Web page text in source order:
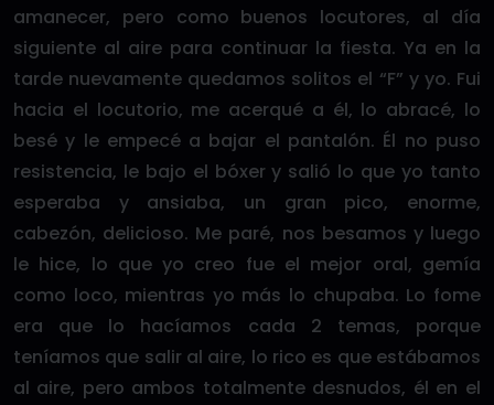
amanecer, pero como buenos locutores, al día
siguiente al aire para continuar la fiesta. Ya en la
tarde nuevamente quedamos solitos el “F” y yo. Fui
hacia el locutorio, me acerqué a él, lo abracé, lo
besé y le empecé a bajar el pantalón. Él no puso
resistencia, le bajo el bóxer y salió lo que yo tanto
esperaba y ansiaba, un gran pico, enorme,
cabezón, delicioso. Me paré, nos besamos y luego
le hice, lo que yo creo fue el mejor oral, gemía
como loco, mientras yo más lo chupaba. Lo fome
era que lo hacíamos cada 2 temas, porque
teníamos que salir al aire, lo rico es que estábamos
al aire, pero ambos totalmente desnudos, él en el